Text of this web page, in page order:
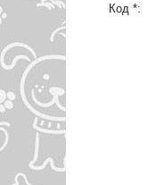
Код *: